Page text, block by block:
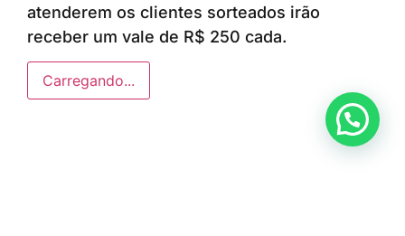
atenderem os clientes sorteados irão
receber um vale de R$ 250 cada.
Carregando...